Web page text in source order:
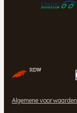
Algemene voorwaarden